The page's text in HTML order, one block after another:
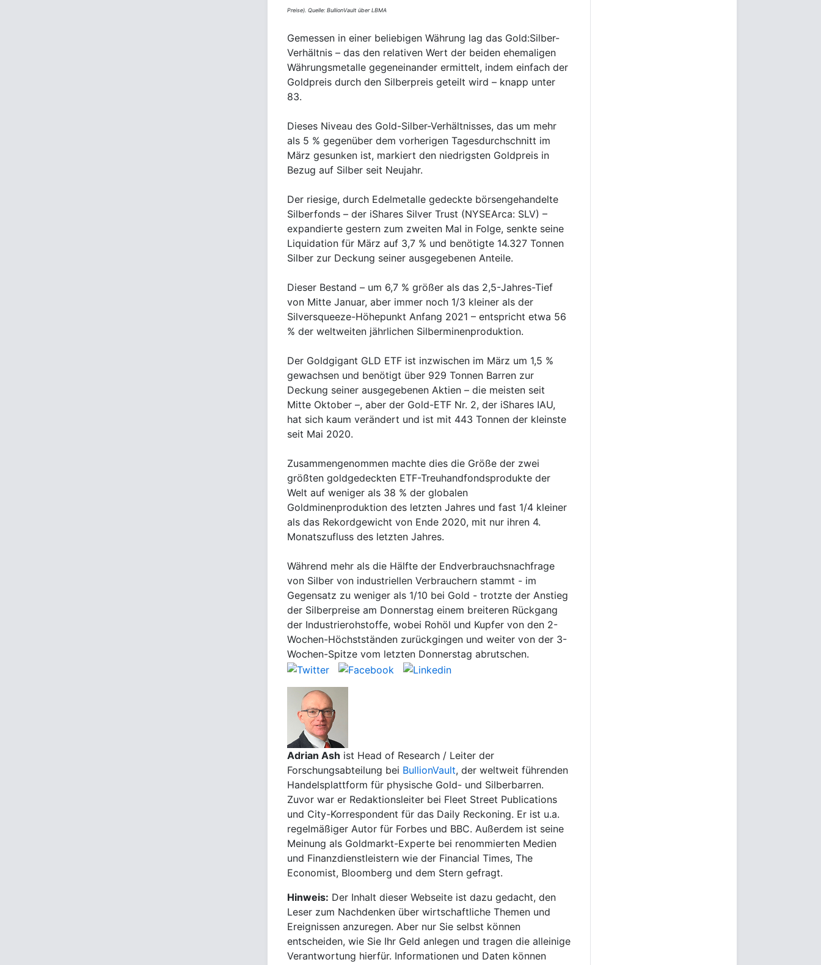
Preise). Quelle: BullionVault über LBMA
Gemessen in einer beliebigen Währung lag das Gold:Silber-
Verhältnis – das den relativen Wert der beiden ehemaligen
Währungsmetalle gegeneinander ermittelt, indem einfach der
Goldpreis durch den Silberpreis geteilt wird – knapp unter
83.
Dieses Niveau des Gold-Silber-Verhältnisses, das um mehr
als 5 % gegenüber dem vorherigen Tagesdurchschnitt im
März gesunken ist, markiert den niedrigsten Goldpreis in
Bezug auf Silber seit Neujahr.
Der riesige, durch Edelmetalle gedeckte börsengehandelte
Silberfonds – der iShares Silver Trust (NYSEArca: SLV) –
expandierte gestern zum zweiten Mal in Folge, senkte seine
Liquidation für März auf 3,7 % und benötigte 14.327 Tonnen
Silber zur Deckung seiner ausgegebenen Anteile.
Dieser Bestand – um 6,7 % größer als das 2,5-Jahres-Tief
von Mitte Januar, aber immer noch 1/3 kleiner als der
Silversqueeze-Höhepunkt Anfang 2021 – entspricht etwa 56
% der weltweiten jährlichen Silberminenproduktion.
Der Goldgigant GLD ETF ist inzwischen im März um 1,5 %
gewachsen und benötigt über 929 Tonnen Barren zur
Deckung seiner ausgegebenen Aktien – die meisten seit
Mitte Oktober –, aber der Gold-ETF Nr. 2, der iShares IAU,
hat sich kaum verändert und ist mit 443 Tonnen der kleinste
seit Mai 2020.
Zusammengenommen machte dies die Größe der zwei
größten goldgedeckten ETF-Treuhandfondsprodukte der
Welt auf weniger als 38 % der globalen
Goldminenproduktion des letzten Jahres und fast 1/4 kleiner
als das Rekordgewicht von Ende 2020, mit nur ihren 4.
Monatszufluss des letzten Jahres.
Während mehr als die Hälfte der Endverbrauchsnachfrage
von Silber von industriellen Verbrauchern stammt - im
Gegensatz zu weniger als 1/10 bei Gold - trotzte der Anstieg
der Silberpreise am Donnerstag einem breiteren Rückgang
der Industrierohstoffe, wobei Rohöl und Kupfer von den 2-
Wochen-Höchstständen zurückgingen und weiter von der 3-
Wochen-Spitze vom letzten Donnerstag abrutschen.
Adrian Ash ist Head of Research / Leiter der
Forschungsabteilung bei BullionVault, der weltweit führenden
Handelsplattform für physische Gold- und Silberbarren.
Zuvor war er Redaktionsleiter bei Fleet Street Publications
und City-Korrespondent für das Daily Reckoning. Er ist u.a.
regelmäßiger Autor für Forbes und BBC. Außerdem ist seine
Meinung als Goldmarkt-Experte bei renommierten Medien
und Finanzdienstleistern wie der Financial Times, The
Economist, Bloomberg und dem Stern gefragt.
Hinweis: Der Inhalt dieser Webseite ist dazu gedacht, den
Leser zum Nachdenken über wirtschaftliche Themen und
Ereignissen anzuregen. Aber nur Sie selbst können
entscheiden, wie Sie Ihr Geld anlegen und tragen die alleinige
Verantwortung hierfür. Informationen und Daten können